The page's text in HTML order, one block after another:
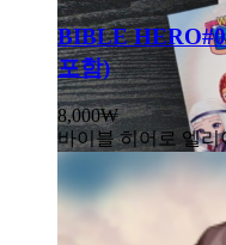
BIBLE
포함)
8,000₩
바이블 히어로 엘리